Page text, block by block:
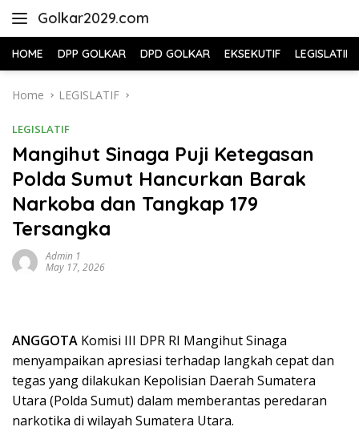
Golkar2029.com
HOME DPP GOLKAR DPD GOLKAR EKSEKUTIF LEGISLATIF
Home LEGISLATIF
LEGISLATIF
Mangihut Sinaga Puji Ketegasan
Polda Sumut Hancurkan Barak
Narkoba dan Tangkap 179
Tersangka
Admin 1
May 17, 2026
ANGGOTA Komisi III DPR RI Mangihut Sinaga
menyampaikan apresiasi terhadap langkah cepat dan
tegas yang dilakukan Kepolisian Daerah Sumatera
Utara (Polda Sumut) dalam memberantas peredaran
narkotika di wilayah Sumatera Utara.